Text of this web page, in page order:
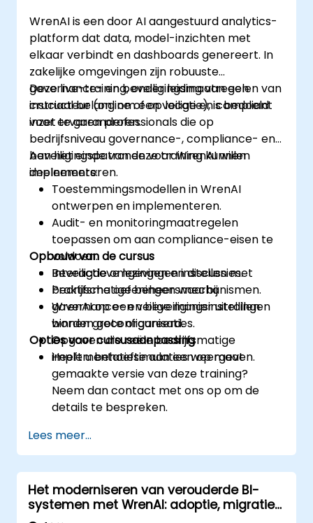
WrenAI is een door AI aangestuurd analytics-
platform dat data, model-inzichten met
elkaar verbindt en dashboards genereert. In
zakelijke omgevingen zijn robuuste
governance- en beveiligingsmaatregelen van
cruciaal belang om een veilige en compliant
inzet te garanderen.
Deze live-training, onder leiding van een
instructeur (online of op locatie), is bedoeld
voor ervaren professionals die op
bedrijfsniveau governance-, compliance- en
beveiligingspatronen voor WrenAI willen
implementeren.
Aan het einde van deze training kunnen
deelnemers:
Toestemmingsmodellen in WrenAI
ontwerpen en implementeren.
Audit- en monitoringmaatregelen
toepassen om aan compliance-eisen te
voldoen.
Beveiligde omgevingen instellen met
bedrijfsmatige beheersmechanismen.
WrenAI op een veilige manier uitrollen
binnen grote organisaties.
Opbouw van de cursus
Interactieve lezingen en discussies.
Praktische oefeningen waarbij
governance- en beveiligingsinstellingen
worden geconfigureerd.
Opgaven die reële bedrijfsmatige
implementatiesimulaties weergeven.
Opties voor cursusaanpassing
Heeft u behoefte aan een op maat
gemaakte versie van deze training?
Neem dan contact met ons op om de
details te bespreken.
Lees meer...
Het moderniseren van verouderde BI-
systemen met WrenAI: adoptie, migratie
en change management